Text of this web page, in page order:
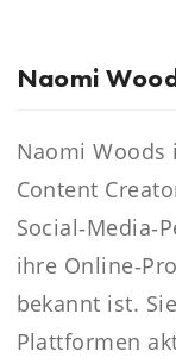
Naomi
Naomi Woods
Content
ihre
bekannt ist.
Plattformen